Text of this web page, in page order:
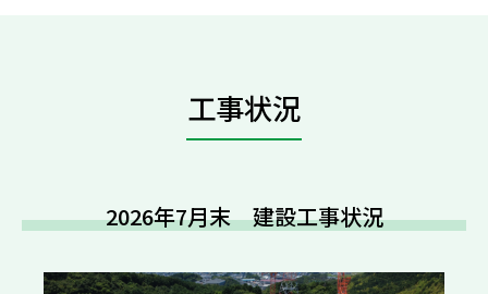
工事状況
2026年7月末 建設工事状況